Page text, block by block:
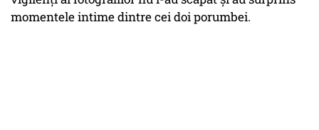
momentele intime dintre cei doi porumbei.